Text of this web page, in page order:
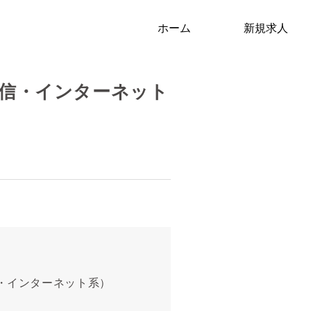
ホーム 新規求人
・インターネット
ンターネット系）